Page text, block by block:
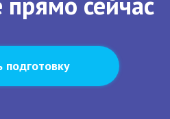
подготовку